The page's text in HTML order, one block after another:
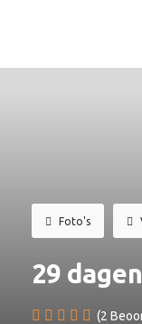
Foto's
29
(2